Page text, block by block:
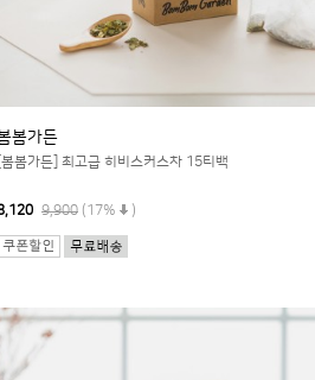
봄가든
봄가든] 최고급 히비스커스차 15티백
9,900 (17% )